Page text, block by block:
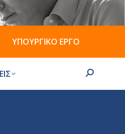
ΥΠΟΥΡΓΙΚΟ ΕΡΓΟ
Search: